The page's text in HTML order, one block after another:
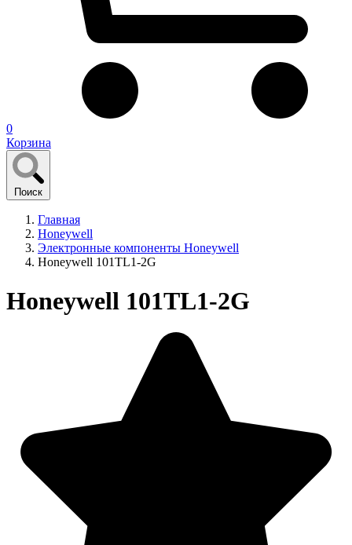
0
Корзина
Поиск
Главная
Honeywell
Электронные компоненты Honeywell
Honeywell 101TL1-2G
Honeywell 101TL1-2G